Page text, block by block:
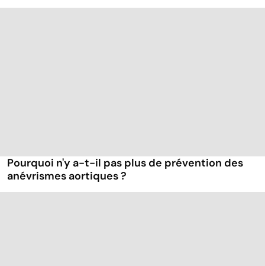
Pourquoi n'y a-t-il pas plus de prévention des
anévrismes aortiques ?